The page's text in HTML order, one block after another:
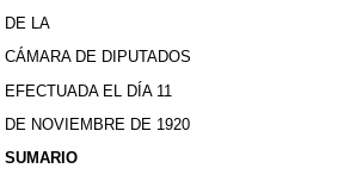
DE LA
CÁMARA DE DIPUTADOS
EFECTUADA EL DÍA 11
DE NOVIEMBRE DE 1920
SUMARIO